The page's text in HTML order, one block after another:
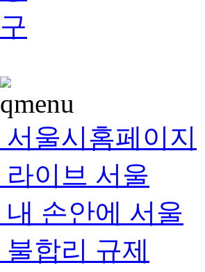
서울시홈페이지
라이브 서울
내 손안에 서울
불합리 규제